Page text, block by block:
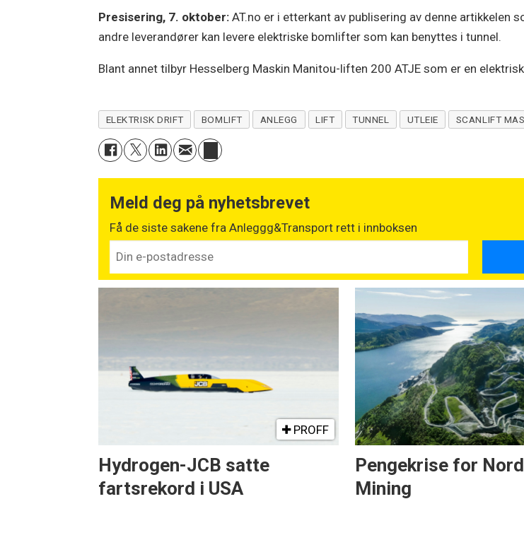
Presisering, 7. oktober:AT.no er i etterkant av publisering av denne
andre leverandører kan levere elektriske bomlifter som kan benyttes i tunnel.
Blant annet tilbyr Hesselberg Maskin Manitou-liften 200 ATJE som er en
ELEKTRISK DRIFT BOMLIFT ANLEGG LIFT TUNNEL UTLEIE SCANLIFT
Meld deg på nyhetsbrevet
Få de siste sakene fra Anleggg&Transport rett i innboksen
PROFF
Hydrogen-JCB satte
fartsrekord i USA
Pengekrise for
Mining